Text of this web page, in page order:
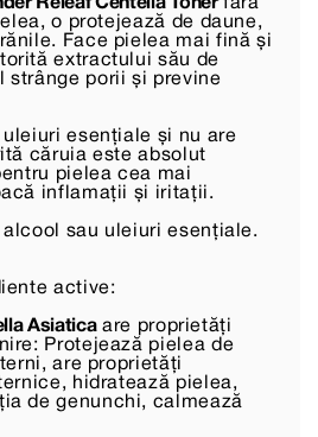
o protejează de daune,
Face pielea mai fină și
extractului său de
strânge porii și previne
uleiuri esențiale și nu are
căruia este absolut
pielea cea mai
inflamații și iritații.
alcool sau uleiuri esențiale.
active:
Asiaticaare proprietăți
Protejează pielea de
are proprietăți
hidratează pielea,
de genunchi, calmează